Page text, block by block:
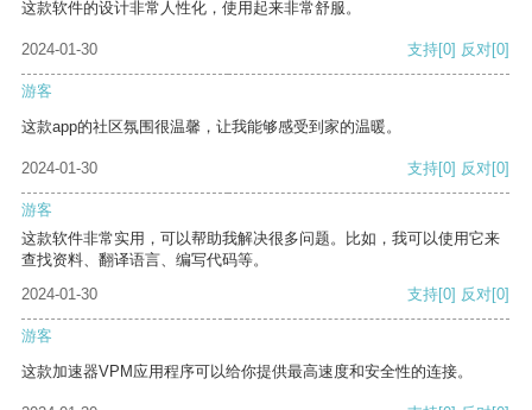
这款软件的设计非常人性化，使用起来非常舒服。
2024-01-30 支持[0] 反对[0]
游客
这款app的社区氛围很温馨，让我能够感受到家的温暖。
2024-01-30 支持[0] 反对[0]
游客
这款软件非常实用，可以帮助我解决很多问题。比如，我可以使用它来
查找资料、翻译语言、编写代码等。
2024-01-30
支持[0] 反对[0]
游客
这款加速器VPM应用程序可以给你提供最高速度和安全性的连接。